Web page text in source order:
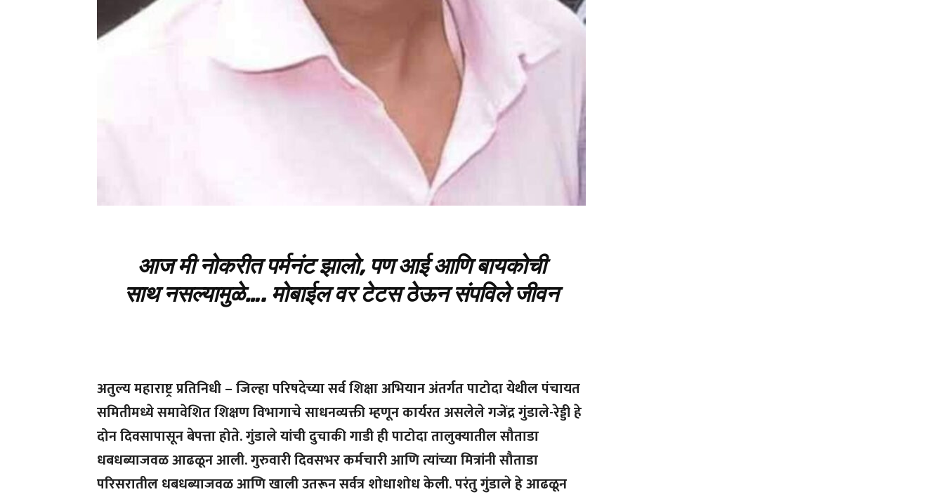
आज मी नोकरीत पर्मनंट झालो, पण आई आणि बायकोची
साथ नसल्यामुळे…. मोबाईल वर टेटस ठेऊन संपविले जीवन
अतुल्य महाराष्ट्र प्रतिनिधी – जिल्हा परिषदेच्या सर्व शिक्षा अभियान अंतर्गत पाटोदा येथील पंचायत
समितीमध्ये समावेशित शिक्षण विभागाचे साधनव्यक्ती म्हणून कार्यरत असलेले गजेंद्र गुंडाले-रेड्डी हे
दोन दिवसापासून बेपत्ता होते. गुंडाले यांची दुचाकी गाडी ही पाटोदा तालुक्यातील सौताडा
धबधब्याजवळ आढळून आली. गुरुवारी दिवसभर कर्मचारी आणि त्यांच्या मित्रांनी सौताडा
परिसरातील धबधब्याजवळ आणि खाली उतरून सर्वत्र शोधाशोध केली. परंतु गुंडाले हे आढळून